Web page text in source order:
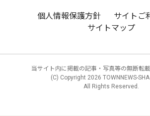
個人情報保護方針
サイトご
サイトマップ
当サイト内に掲載の記事・写真等の無断転載
(C) Copyright 2026 TOWNNEWS-SHA
All Rights Reserved.